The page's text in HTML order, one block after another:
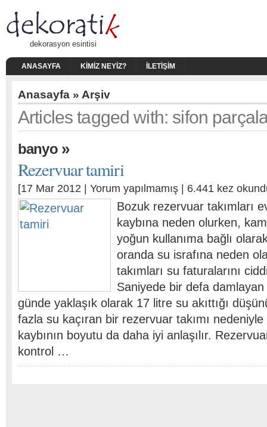
dekorasyon esintisi
ANASAYFA KIMIZ NEYIZ? İLETIŞIM
Anasayfa » Arşiv
Articles tagged with: sifon
banyo»
Rezervuar tamiri
[17 Mar 2012 | Yorum yapılmamış | 6.441 kez
Bozuk rezervuar takımları
kaybına neden olurken,
yoğun kullanıma bağlı
oranda su israfına neden
takımları su faturalarını
Saniyede bir defa
günde yaklaşık olarak 17 litre su akıttığı
fazla su kaçıran bir rezervuar takımı
kaybının boyutu da daha iyi anlaşılır.
kontrol …